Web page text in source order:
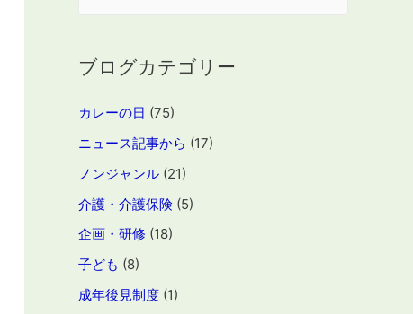
ブログカテゴリー
カレーの日 (75)
ニュース記事から (17)
ノンジャンル (21)
介護・介護保険 (5)
企画・研修 (18)
子ども (8)
成年後見制度 (1)